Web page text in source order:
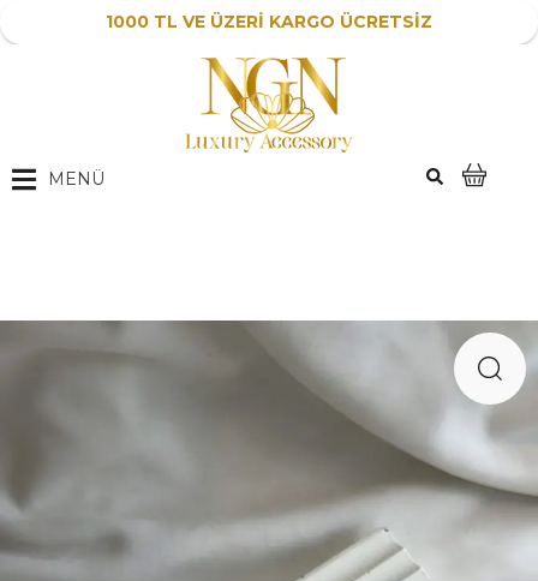
1000 TL VE ÜZERİ KARGO ÜCRETSİZ
MENÜ